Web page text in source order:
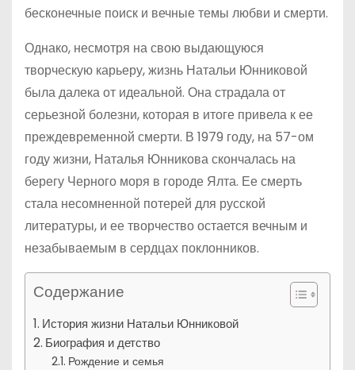
бесконечные поиск и вечные темы любви и смерти.
Однако, несмотря на свою выдающуюся
творческую карьеру, жизнь Натальи Юнниковой
была далека от идеальной. Она страдала от
серьезной болезни, которая в итоге привела к ее
преждевременной смерти. В 1979 году, на 57-ом
году жизни, Наталья Юнникова скончалась на
берегу Черного моря в городе Ялта. Ее смерть
стала несомненной потерей для русской
литературы, и ее творчество остается вечным и
незабываемым в сердцах поклонников.
Содержание
История жизни Натальи Юнниковой
Биография и детство
Рождение и семья